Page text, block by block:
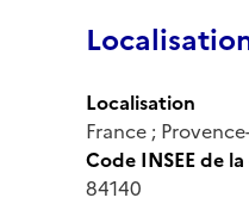
Localisation
France ;
Code INSEE de
84140